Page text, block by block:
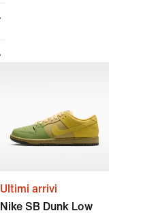
Ultimi arrivi
Nike SB Dunk Low